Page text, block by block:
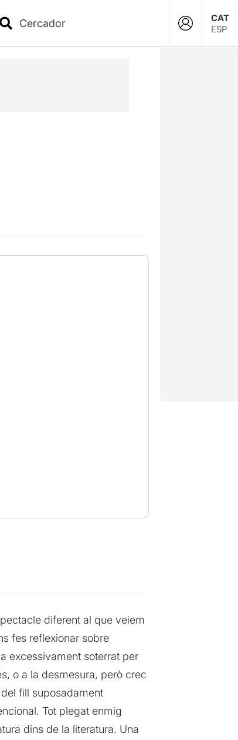
CAT
ESP
diferent al que veiem
fes reflexionar sobre
excessivament soterrat per
o a la desmesura, però crec
fill suposadament
Tot plegat enmig
dins de la literatura. Una